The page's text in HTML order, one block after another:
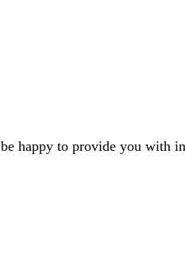
happy to provide you with